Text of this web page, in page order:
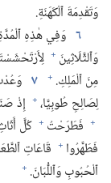
وَتَقْدِمَةَ ٱلْكَهَنَةِ.‏
٦ وَفِي هٰذِهِ
وَٱلثَّلَاثِينَ +
مِنَ ٱلْمَلِكِ.‏ + ٧
لِصَالِحِ طُوبِيَّا،‏ + إِذْ
+ فَطَرَحْتُ + كُلَّ
فَطَهَّرُوا + قَاعَاتِ
ٱلْحُبُوبِ وَٱللُّبَانَ.‏ +